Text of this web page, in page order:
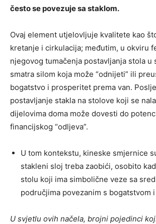
često se povezuje sa staklom.
Ovaj element utjelovljuje kvalitete kao
kretanje i cirkulacija; međutim, u okviru
njegovog tumačenja postavljanja stola u
smatra silom koja može “odnijeti” ili
bogatstvo i prosperitet prema van.
postavljanje stakla na stolove koji se
dijelovima doma može dovesti do
financijskog “odljeva”.
U tom kontekstu, kineske smjernice
stakleni sloj treba zaobići, osobito
stolu koji ima simbolične veze sa
područjima povezanim s bogatstvom
U svjetlu ovih načela, brojni pojedinci